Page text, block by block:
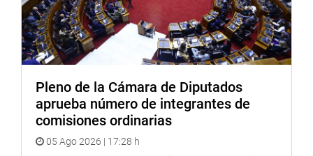
preocupación por el servicio de telecomunicaciones en
Madre de Dios y solicitó al ministro realice las acciones
pertinentes.
“Los servicios de telecomunicaciones son sumamente
deficientes, al parecer, las operadoras privadas no están
cumpliendo con la calidad y el servicio técnico que
ofrecen y venden”, detalló.
Pleno de la Cámara de Diputados
aprueba número de integrantes de
comisiones ordinarias
05 Ago 2026 | 17:28 h